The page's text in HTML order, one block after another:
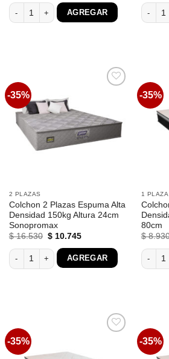
original
era:
$ 23.040.
actual
es:
$ 14.976.
Colchon Queen Espuma Alta Densidad 180kg
AGREGAR
-35%
2 PLAZAS
Colchon 2 Plazas Espuma Alta
Densidad 150kg Altura 24cm
Sonopromax
$16.530 El
original
era:
$ 16.530.
$10.745El
es:
$ 10.745.
Colchon 2 Plazas Espuma Alta Densidad
AGREGAR
-35%
1 PLAZA
80cm
$
-35% -35%